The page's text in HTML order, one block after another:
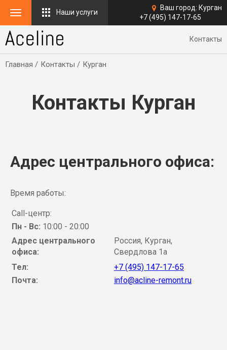
Наши услуги
Ваш город: Курган
+7 (495) 147-17-65
Контакты
Главная Контакты Курган
Контакты Курган
Адрес центрального офиса:
Время работы:
Call-центр:
Пн - Вс: 10:00 - 20:00
Адрес центрального
офиса:
Россия, Курган,
Свердлова 1а
Тел:
+7 (495) 147-17-65
Почта:
info@acline-remont.ru